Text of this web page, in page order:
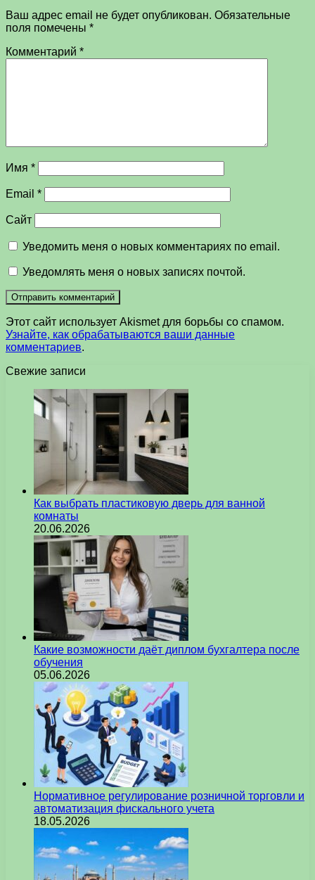
Ваш адрес email не будет опубликован. Обязательные
поля помечены *
Комментарий *
Имя *
Email *
Сайт
Уведомить меня о новых комментариях по email.
Уведомлять меня о новых записях почтой.
Этот сайт использует Akismet для борьбы со спамом.
Узнайте, как обрабатываются ваши данные
комментариев.
Свежие записи
Как выбрать пластиковую дверь для ванной
комнаты
20.06.2026
Какие возможности даёт диплом бухгалтера после
обучения
05.06.2026
Нормативное регулирование розничной торговли и
автоматизация фискального учета
18.05.2026